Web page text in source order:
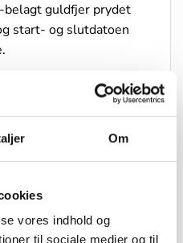
Om
vores indhold og
til sociale medier og til
guldfjer prydet
start- og slutdatoen
I…